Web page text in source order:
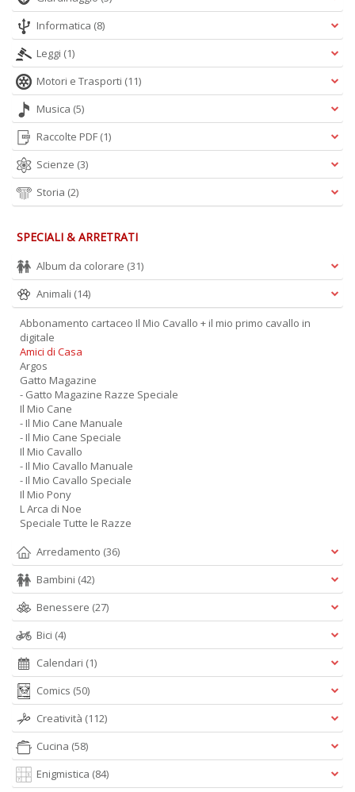
Informatica (8)
Leggi (1)
Motori e Trasporti (11)
Musica (5)
Raccolte PDF (1)
Scienze (3)
Storia (2)
SPECIALI & ARRETRATI
Album da colorare (31)
Animali (14)
Abbonamento cartaceo Il Mio Cavallo + il mio primo cavallo in
digitale
Amici di Casa
Argos
Gatto Magazine
- Gatto Magazine Razze Speciale
Il Mio Cane
- Il Mio Cane Manuale
- Il Mio Cane Speciale
Il Mio Cavallo
- Il Mio Cavallo Manuale
- Il Mio Cavallo Speciale
Il Mio Pony
L Arca di Noe
Speciale Tutte le Razze
Arredamento (36)
Bambini (42)
Benessere (27)
Bici (4)
Calendari (1)
Comics (50)
Creatività (112)
Cucina (58)
Enigmistica (84)